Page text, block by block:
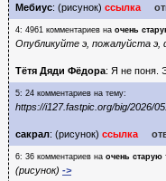
Мебиус: (рисунок) ссылка
4: 4961 комментариев на очень
Опубликуйте э, пожалуйста
Тётя Дяди Фёдора: Я не поня.
5: 24 комментариев на тему:
https://i127.fastpic.org/big/2026/
сакрал: (рисунок) ссылка
6: 36 комментариев на очень старую
(рисунок) ->